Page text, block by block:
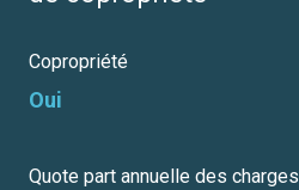
Copropriété
Oui
Quote part annuelle des charges